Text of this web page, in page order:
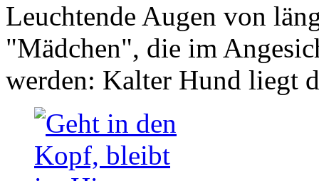
Leuchtende Augen von
"Mädchen", die im
werden: Kalter Hund liegt